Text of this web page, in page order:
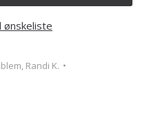
ønskeliste
Randi K.